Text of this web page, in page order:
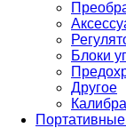
Блоки
Другое